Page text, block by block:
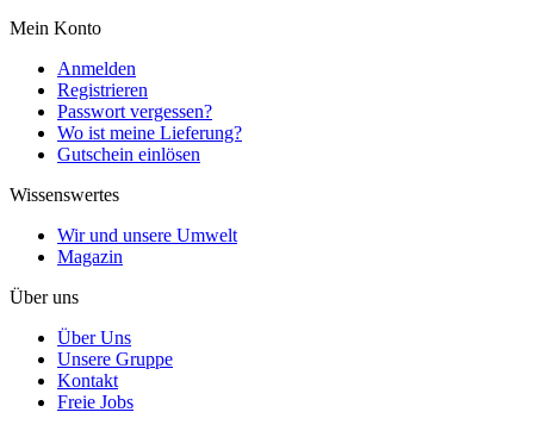
Mein Konto
Anmelden
Registrieren
Passwort vergessen?
Wo ist meine Lieferung?
Gutschein einlösen
Wissenswertes
Wir und unsere Umwelt
Magazin
Über uns
Über Uns
Unsere Gruppe
Kontakt
Freie Jobs